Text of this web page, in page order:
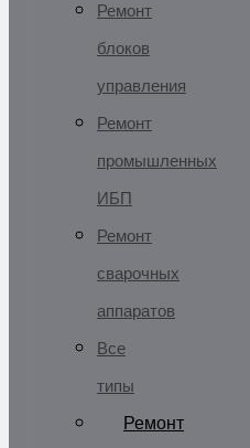
Ремонт
блоков
управления
Ремонт
промышленных
ИБП
Ремонт
сварочных
аппаратов
Все
типы
Ремонт